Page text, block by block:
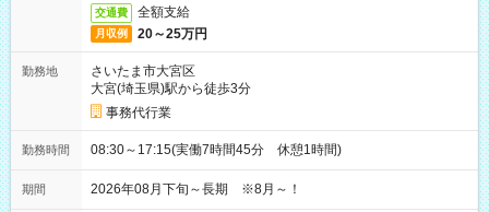
交通費 全額支給
月収例 20～25万円
勤務地
さいたま市大宮区
大宮(埼玉県)駅から徒歩3分
事務代行業
勤務時間 08:30～17:15(実働7時間45分 休憩1時間)
期間 2026年08月下旬～長期 ※8月～！